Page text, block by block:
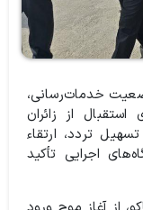
خدمات‌رسانی،
استقبال از زائران
تردد، ارتقاء
اجرایی تأکید